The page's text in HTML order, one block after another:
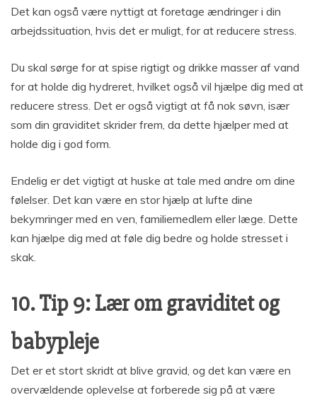
Det kan også være nyttigt at foretage ændringer i din
arbejdssituation, hvis det er muligt, for at reducere stress.
Du skal sørge for at spise rigtigt og drikke masser af vand
for at holde dig hydreret, hvilket også vil hjælpe dig med at
reducere stress. Det er også vigtigt at få nok søvn, især
som din graviditet skrider frem, da dette hjælper med at
holde dig i god form.
Endelig er det vigtigt at huske at tale med andre om dine
følelser. Det kan være en stor hjælp at lufte dine
bekymringer med en ven, familiemedlem eller læge. Dette
kan hjælpe dig med at føle dig bedre og holde stresset i
skak.
10. Tip 9: Lær om graviditet og
babypleje
Det er et stort skridt at blive gravid, og det kan være en
overvældende oplevelse at forberede sig på at være